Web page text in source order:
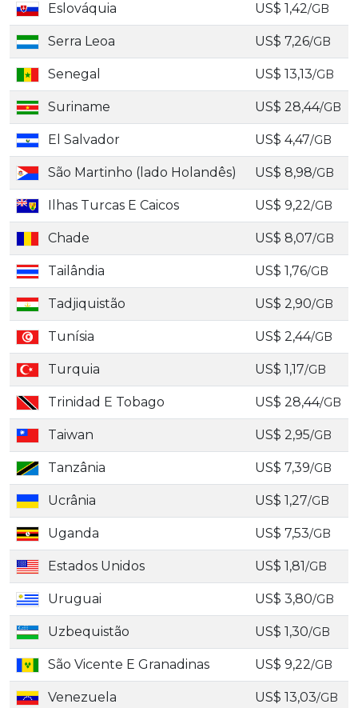
Eslováquia US$ 1,42/GB
Serra Leoa US$ 7,26/GB
Senegal US$ 13,13/GB
Suriname US$ 28,44/GB
El Salvador US$ 4,47/GB
São Martinho (lado Holandês) US$ 8,98/GB
Ilhas Turcas E Caicos US$ 9,22/GB
Chade US$ 8,07/GB
Tailândia US$ 1,76/GB
Tadjiquistão US$ 2,90/GB
Tunísia US$ 2,44/GB
Turquia US$ 1,17/GB
Trinidad E Tobago US$ 28,44/GB
Taiwan US$ 2,95/GB
Tanzânia US$ 7,39/GB
Ucrânia US$ 1,27/GB
Uganda US$ 7,53/GB
Estados Unidos US$ 1,81/GB
Uruguai US$ 3,80/GB
Uzbequistão US$ 1,30/GB
São Vicente E Granadinas US$ 9,22/GB
Venezuela US$ 13,03/GB